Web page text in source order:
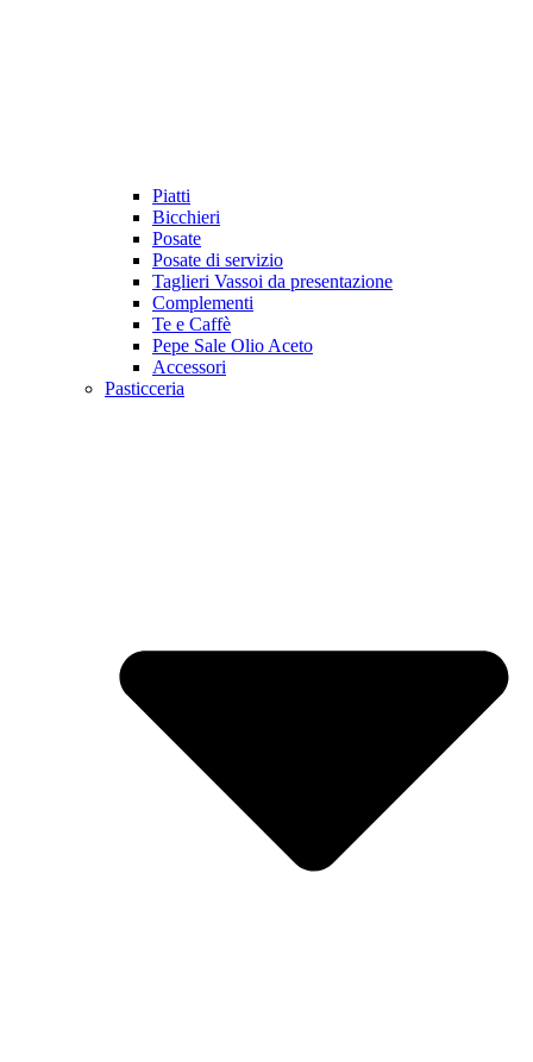
Piatti
Bicchieri
Posate
Posate di servizio
Taglieri Vassoi da presentazione
Complementi
Te e Caffè
Pepe Sale Olio Aceto
Accessori
Pasticceria